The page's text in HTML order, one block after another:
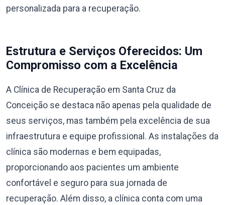
personalizada para a recuperação.
Estrutura e Serviços Oferecidos: Um
Compromisso com a Excelência
A Clínica de Recuperação em Santa Cruz da
Conceição se destaca não apenas pela qualidade de
seus serviços, mas também pela excelência de sua
infraestrutura e equipe profissional. As instalações da
clínica são modernas e bem equipadas,
proporcionando aos pacientes um ambiente
confortável e seguro para sua jornada de
recuperação. Além disso, a clínica conta com uma